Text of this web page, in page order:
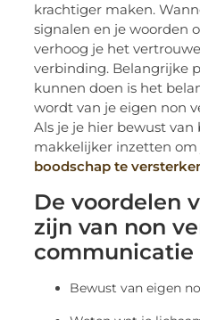
krachtiger maken.
signalen en je woorden
verhoog je het
verbinding. Belangrijke
kunnen doen is het
wordt van je eigen non
Als je je hier bewust
makkelijker inzetten om
boodschap te
De voordelen
zijn van non
communicatie
Bewust van eigen